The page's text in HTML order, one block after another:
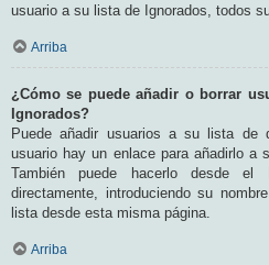
usuario a su lista de Ignorados, todos
Arriba
¿Cómo se puede añadir o borrar
Ignorados?
Puede añadir usuarios a su lista de
usuario hay un enlace para añadirlo a
También puede hacerlo desde
directamente, introduciendo su
lista desde esta misma página.
Arriba